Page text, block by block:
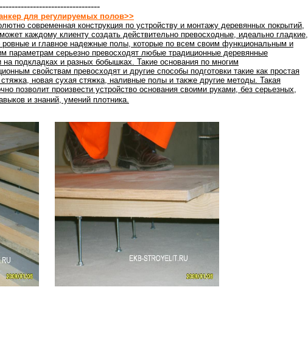
для регулируемых полов>>
современная конструкция по устройству и монтажу деревянных покрытий,
каждому клиенту создать действительно превосходные, идеально гладкие,
ровные и главное надежные полы, которые по всем своим функциональным и
параметрам серьезно превосходят любые традиционные деревянные
на подкладках и разных бобышках. Такие основания по многим
свойствам превосходят и другие способы подготовки такие как простая
новая сухая стяжка, наливные полы и также другие методы. Такая
позволит произвести устройство основания своими руками, без серьезных,
и знаний, умений плотника.